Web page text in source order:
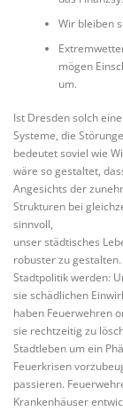
Wir bleiben
mögen
um.
Ist Dresden solch
Systeme, die
bedeutet soviel wie
wäre so gestaltet,
Angesichts der
Strukturen bei
sinnvoll,
unser städtisches
robuster zu
Stadtpolitik werden:
sie schädlichen
haben Feuerwehren
sie rechtzeitig zu
Stadtleben um ein
Feuerkrisen
passieren.
Krankenhäuser